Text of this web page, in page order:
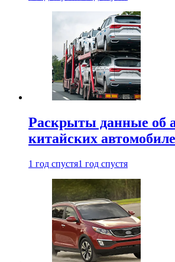
Раскрыты данные об
китайских
1 год спустя1 год спустя